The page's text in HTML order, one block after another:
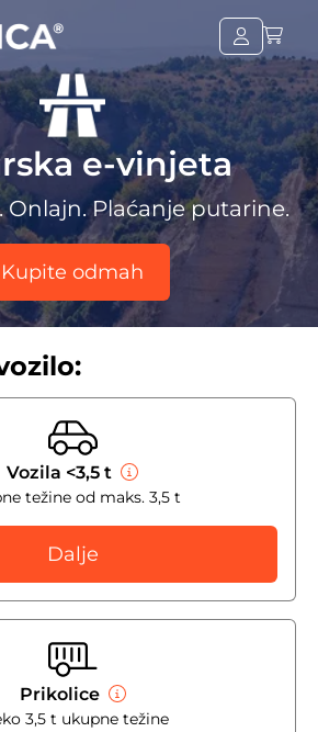
e-vinjeta
Plaćanje putarine.
Kupite odmah
Vozila <3,5 t
težine od maks. 3,5 t
Dalje
Prikolice
3,5 t ukupne težine